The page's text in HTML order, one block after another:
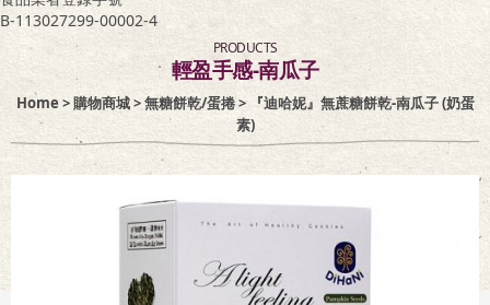
客服專區
B-113027299-00002-4
PRODUCTS
輕盈手感-南瓜子
Home>購物商城>無糖餅乾/蛋捲> 『迪哈妮』無蔗糖餅乾-南瓜子 (奶蛋
素)